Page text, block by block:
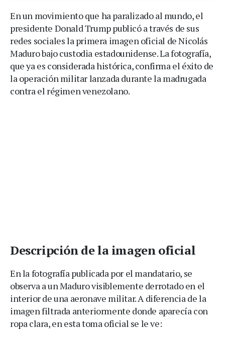
En un movimiento que ha paralizado al mundo, el
presidente Donald Trump publicó a través de sus
redes sociales la primera imagen oficial de Nicolás
Maduro bajo custodia estadounidense. La fotografía,
que ya es considerada histórica, confirma el éxito de
la operación militar lanzada durante la madrugada
contra el régimen venezolano.
Descripción de la imagen oficial
En la fotografía publicada por el mandatario, se
observa a un Maduro visiblemente derrotado en el
interior de una aeronave militar. A diferencia de la
imagen filtrada anteriormente donde aparecía con
ropa clara, en esta toma oficial se le ve: